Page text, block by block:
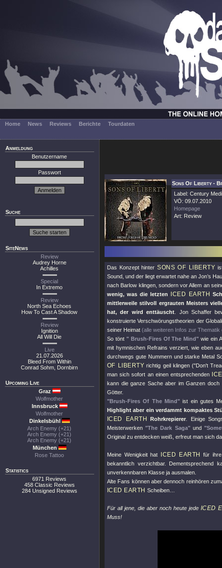
Home News Reviews Berichte Tourdaten
Anmeldung
Benutzername
Passwort
Suche
SiteNews
Review
Audrey Horne
Achilles
Special
In Extremo
Review
North Sea Echoes
How To Cast A Shadow
Review
Ignition
All Will Die
Live
21.07.2026
Bleed From Within
Conrad Sohm, Dornbirn
Upcoming Live
Graz
Wolfmother
Innsbruck
Wolfmother
Dinkelsbühl
Arch Enemy (+21)
Arch Enemy (+21)
Arch Enemy (+21)
München
Rose Tattoo
Statistics
6971 Reviews
458 Classic Reviews
284 Unsigned Reviews
Sons Of Liberty -
Label: Century
VÖ: 09.07.2010
Homepage
Art: Review
Das Konzept hinterSONS OF LIBERTY
Sound, und der liegt erwartet nahe an Jon’s
nach Barlow klingen, sondern vor Allem an
wenig, was die letzten
ICED EARTH
mittlerweile stilvoll ergrauten Meisters
hat, der wird enttäuscht . Jon Schaffer
konstruierte Verschwörungstheorien der
seiner Heimat (alle weiteren Infos zur Thematik
So tönt " Brush-Fires Of The Mind" wie ein
mit hymnischen Refrains verziert, wie eben
durchwegs gute Nummern und starke Metal
OF LIBERTY richtig geil klingen ("Don't
man sich sofort an einen entsprechenden
kann die ganze Sache aber im Ganzen doch
Götter.
"Brush-Fires Of The Mind" ist ein gutes
Highlight aber ein verdammt kompaktes
ICED EARTH Rohrkrepierer . Einige
Meisterwerken"The Dark Saga"und
Original zu entdecken weiß, erfreut man sich
Meine Wenigkeit hat ICED EARTH
für
bekanntlich verzichtbar. Dementsprechend
unverkennbaren Klasse ja ausmalen.
Alte Fans können aber dennoch reinhören
ICED EARTH Scheiben…
Für all jene, die aber noch heute jede ICED
Muss!